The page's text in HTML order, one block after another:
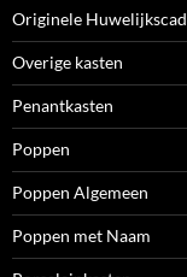
Originele
Overige kasten
Penantkasten
Poppen
Poppen Algemeen
Poppen met Naam